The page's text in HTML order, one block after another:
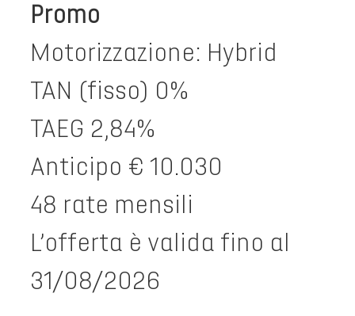
Promo
Motorizzazione: Hybrid
TAN (fisso) 0%
TAEG 2,84%
Anticipo € 10.030
48 rate mensili
L’offerta è valida fino al
31/08/2026